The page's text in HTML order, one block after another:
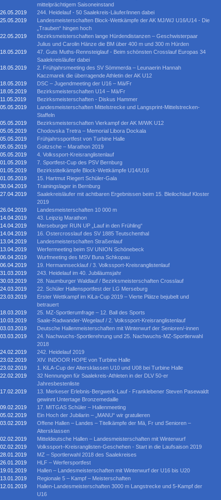
mittelprächtigem Saisoneinstand
26.05.2019
244. Heidelauf - 50 Saalekreis-Läufer/innen dabei
25.05.2019
Landesmeisterschaften Block-Wettkämpfe der AK MJ/WJ U16/U14 - Die
„Trauben“ hingen hoch
22.05.2019
Bezirksmeisterschaften lange Hürdendistanzen – Geschwisterpaar
Julius und Carolin Hänze die BM über 400 m und 300 m Hürden
18.05.2019
47. Guts Muths-Rennsteiglauf - Beim schönsten Crosslauf Europas 34
Saalekreisläufer dabei
18.05.2019
2. Frühjahrsmeeting des SV Sömmerda – Leunaerin Hannah
Kaczmarek die überragende Athletin der AK U12
18.05.2019
DSC – Jugendmeeting der U16 – Mä/Fr
18.05.2019
Bezirksmeisterschaften U14 – Mä/Fr
11.05.2019
Bezirksmeisterschaften - Diskus Hammer
05.05.2019
Landesmeisterschaften Mittelstrecke und Langsprint-Mittelstrecken-
Staffeln
05.05.2019
Bezirksmeisterschaften Vierkampf der AK M/WK U12
05.05.2019
Chodovska Tretra – Memorial Libora Dockala
05.05.2019
Frühjahrssportfest von Turbine Halle
05.05.2019
Goitzsche – Marathon 2019
05.05.2019
4. Volkssport-Kreisranglistenlauf
01.05.2019
7. Sportfest-Cup des PSV Bernburg
01.05.2019
Bezirkstitelkämpfe Block-Wettkämpfe U14/U16
01.05.2019
15. Hartmut Riegert Schüler-Gala
30.04.2019
Trainingslager in Bernburg
27.04.2019
Saalekreisläufer mit achtbaren Ergebnissen beim 15. Bleilochlauf Kloster
2019
26.04.2019
Landesmeisterschaften 10 000 m
14.04.2019
43. Leipzig Marathon
14.04.2019
Merseburger RUN UP „Lauf in den Frühling“
14.04.2019
16. Ostercrosslauf des SV 1885 Teutschenthal
13.04.2019
Landesmeisterschaften Straßenlauf
13.04.2019
Werfermeeting beim SV UNION Schönebeck
06.04.2019
Wurfmeeting des MSV Buna Schkopau
06.04.2019
19. Hermannsecklauf / 3. Volkssport-Kreisranglistenlauf
31.03.2019
243. Heidelauf im 40. Jubiläumsjahr
30.03.2019
28. Naumburger Waldlauf / Bezirksmeisterschaften Crosslauf
24.03.2019
22. Schüler Hallensportfest der LG Merseburg
23.03.2019
Erster Wettkampf im KiLa-Cup 2019 – Vierte Plätze bejubelt und
betrauert
18.03.2019
25. MZ-Sportlerumfrage – 12. Ball des Sports
10.03.2019
Saale-Radwander-Wegelauf / 2. Volkssport-Kreisranglistenlauf
03.03.2019
Deutsche Hallenmeisterschaften mit Winterwurf der Senioren/-innen
03.03.2019
24. Nachwuchs-Sportlerehrung und 25. Nachwuchs-MZ-Sportlerwahl
2018
24.02.2019
242. Heidelauf 2019
23.02.2019
XIV. INDOOR HOPE von Turbine Halle
23.02.2019
1. KiLA-Cup der Altersklassen U10 und U08 bei Turbine Halle
22.02.2019
32 Nennungen für Saalekreis-Athleten in der DLV 50-er
Jahresbestenliste
17.02.2019
13. Merkeser Erlebnis-Bergwerk-Lauf - Franklebener Steven Pasewaldt
gewinnt Untertage Bronzemedaille
09.02.2019
17. MITGAS Schüler – Hallenmeeting
05.02.2019
Ein Hoch der Jubilarin – „MANU“ wir gratulieren
03.02.2019
Offene Hallen – Landes – Titelkämpfe der Mä, Fr und Senioren –
Altersklassen
02.02.2019
Mitteldeutsche Hallen – Landesmeisterschaften mit Winterwurf
02.02.2019
Volkssport–Kreisranglisten-Geschehen - Start in die Laufsaison 2019
28.01.2019
MZ – Sportlerwahl 2018 des Saalekreises
26.01.2019
HLF – Werfersportfest
19.01.2019
Hallen – Landesmeisterschaften mit Winterwurf der U16 bis U20
13.01.2019
Regionale 5 – Kampf – Meisterschaften
12.01.2019
Hallen-Landesmeisterschaften 3000 m Langstrecke und 5-Kampf der
U16